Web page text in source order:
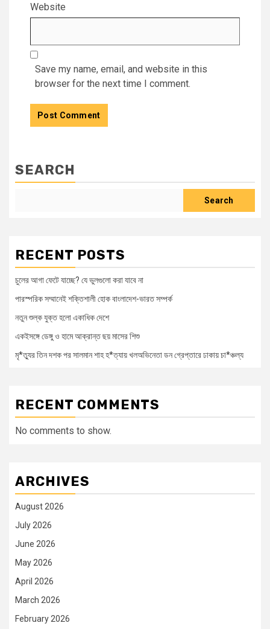
Website
Save my name, email, and website in this
browser for the next time I comment.
SEARCH
Search
RECENT POSTS
চুলের আগা ফেটে যাচ্ছে? যে ভুলগুলো করা যাবে না
পারস্পরিক সম্মানেই শক্তিশালী হোক বাংলাদেশ-ভারত সম্পর্ক
নতুন শুল্ক যুক্ত হলো একাধিক দেশে
একইসঙ্গে ডেঙ্গু ও হামে আক্রান্ত ছয় মাসের শিশু
মৃ*ত্যুর তিন দশক পর সালমান শাহ হ*ত্যায় খলঅভিনেতা ডন গ্রেপ্তারে ঢাকায় চা*ঞ্চল্য
RECENT COMMENTS
No comments to show.
ARCHIVES
August 2026
July 2026
June 2026
May 2026
April 2026
March 2026
February 2026